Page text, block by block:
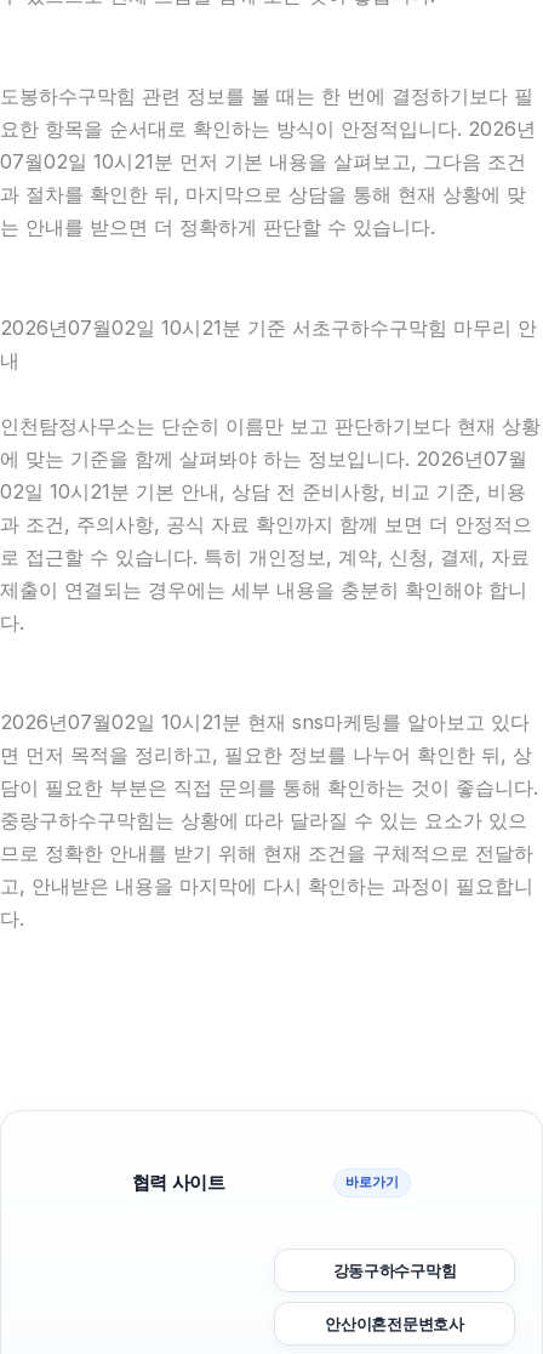
도봉하수구막힘 관련 정보를 볼 때는 한 번에 결정하기보다 필
요한 항목을 순서대로 확인하는 방식이 안정적입니다. 2026년
07월02일 10시21분 먼저 기본 내용을 살펴보고, 그다음 조건
과 절차를 확인한 뒤, 마지막으로 상담을 통해 현재 상황에 맞
는 안내를 받으면 더 정확하게 판단할 수 있습니다.
2026년07월02일 10시21분 기준 서초구하수구막힘 마무리 안
내
인천탐정사무소는 단순히 이름만 보고 판단하기보다 현재 상황
에 맞는 기준을 함께 살펴봐야 하는 정보입니다. 2026년07월
02일 10시21분 기본 안내, 상담 전 준비사항, 비교 기준, 비용
과 조건, 주의사항, 공식 자료 확인까지 함께 보면 더 안정적으
로 접근할 수 있습니다. 특히 개인정보, 계약, 신청, 결제, 자료
제출이 연결되는 경우에는 세부 내용을 충분히 확인해야 합니
다.
2026년07월02일 10시21분 현재 sns마케팅를 알아보고 있다
면 먼저 목적을 정리하고, 필요한 정보를 나누어 확인한 뒤, 상
담이 필요한 부분은 직접 문의를 통해 확인하는 것이 좋습니다.
중랑구하수구막힘는 상황에 따라 달라질 수 있는 요소가 있으
므로 정확한 안내를 받기 위해 현재 조건을 구체적으로 전달하
고, 안내받은 내용을 마지막에 다시 확인하는 과정이 필요합니
다.
협력 사이트 바로가기
강동구하수구막힘
안산이혼전문변호사